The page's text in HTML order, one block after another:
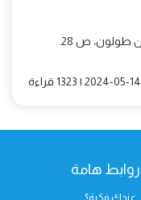
2024-05-14 | 1323 قراءة
روابط هامة
عندك فكرة؟